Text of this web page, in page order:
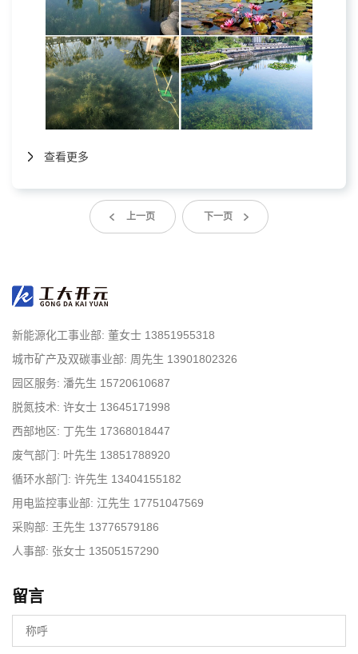
查看更多
上一页 下一页
新能源化工事业部: 董女士 13851955318
城市矿产及双碳事业部: 周先生 13901802326
园区服务: 潘先生 15720610687
脱氮技术: 许女士 13645171998
西部地区: 丁先生 17368018447
废气部门: 叶先生 13851788920
循环水部门: 许先生 13404155182
用电监控事业部: 江先生 17751047569
采购部: 王先生 13776579186
人事部: 张女士 13505157290
留言